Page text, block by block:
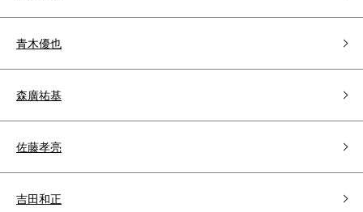
青木優也
森廣祐基
佐藤孝亮
吉田和正